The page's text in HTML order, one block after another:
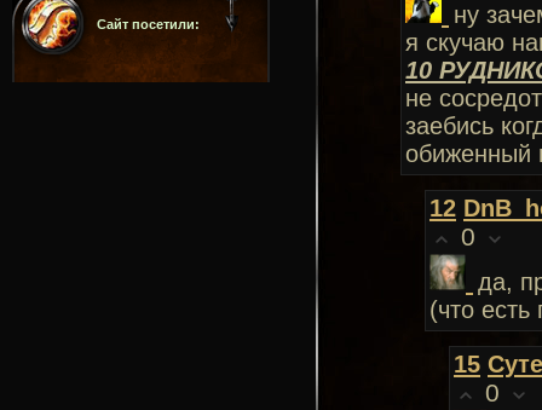
Сайт посетили:
ну
я скучаю
10
не
заебись
обиженный
12
0
да,
(что есть
15
0